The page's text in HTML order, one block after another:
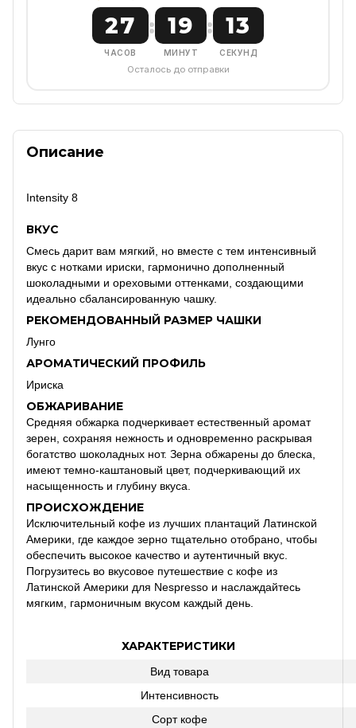
27
ЧАСОВ
: 19
МИНУТ
: 12
СЕКУНД
Осталось до отправки
Описание
Intensity 8
ВКУС
Смесь дарит вам мягкий, но вместе с тем интенсивный
вкус с нотками ириски, гармонично дополненный
шоколадными и ореховыми оттенками, создающими
идеально сбалансированную чашку.
РЕКОМЕНДОВАННЫЙ РАЗМЕР ЧАШКИ
Лунго
АРОМАТИЧЕСКИЙ ПРОФИЛЬ
Ириска
ОБЖАРИВАНИЕ
Средняя обжарка подчеркивает естественный аромат
зерен, сохраняя нежность и одновременно раскрывая
богатство шоколадных нот. Зерна обжарены до блеска,
имеют темно-каштановый цвет, подчеркивающий их
насыщенность и глубину вкуса.
ПРОИСХОЖДЕНИЕ
Исключительный кофе из лучших плантаций Латинской
Америки, где каждое зерно тщательно отобрано, чтобы
обеспечить высокое качество и аутентичный вкус.
Погрузитесь во вкусовое путешествие с кофе из
Латинской Америки для Nespresso и наслаждайтесь
мягким, гармоничным вкусом каждый день.
ХАРАКТЕРИСТИКИ
Вид товара
Интенсивность
Сорт кофе